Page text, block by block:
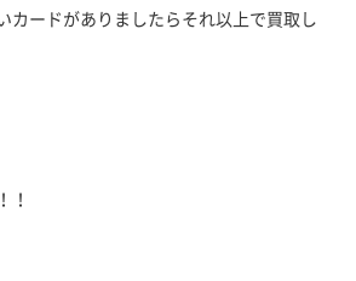
カードがありましたらそれ以上で買取し
！